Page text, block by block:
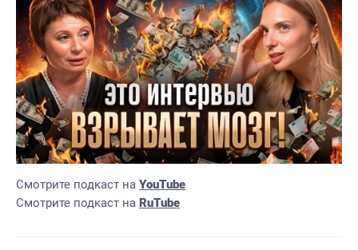
Смотрите подкаст на YouTube
Смотрите подкаст на RuTube